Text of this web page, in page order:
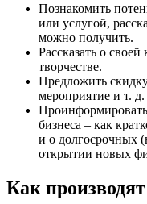
Познакомить
или услугой,
можно получить.
Рассказать о
творчестве.
Предложить
мероприятие и т. д.
бизнеса – как
и о долгосрочных
открытии новых
Как